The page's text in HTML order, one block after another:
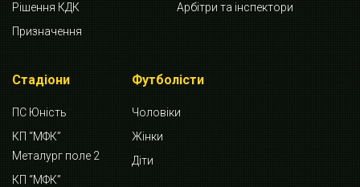
Рішення КДК
Арбітри та інспектори
Призначення
Стадіони
ПС Юність
КП “МФК”
Металург поле 2
КП “МФК”
Футболісти
Чоловіки
Жінки
Діти